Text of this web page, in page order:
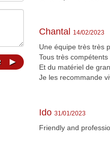
Chantal 14/02/2023
Une équipe très très
Tous très compétents
Et du matériel de
Je les recommande
Ido 31/01/2023
Friendly and